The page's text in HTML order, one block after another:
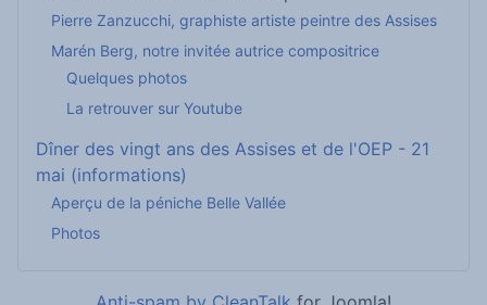
Pierre Zanzucchi, graphiste artiste peintre des Assises
Marén Berg, notre invitée autrice compositrice
Quelques photos
La retrouver sur Youtube
Dîner des vingt ans des Assises et de l'OEP - 21
mai (informations)
Aperçu de la péniche Belle Vallée
Photos